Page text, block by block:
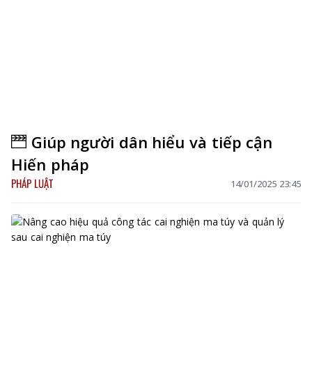
Giúp người dân hiểu và tiếp cận
Hiến pháp
PHÁP LUẬT 14/01/2025 23:45